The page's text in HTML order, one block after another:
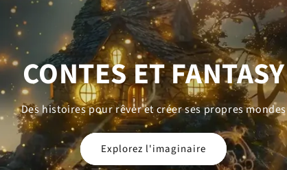
FANTASY JEUNESSE
Des aventures enchantées pour les lecteurs en herbe
Découvrez la fantasy pour les petits